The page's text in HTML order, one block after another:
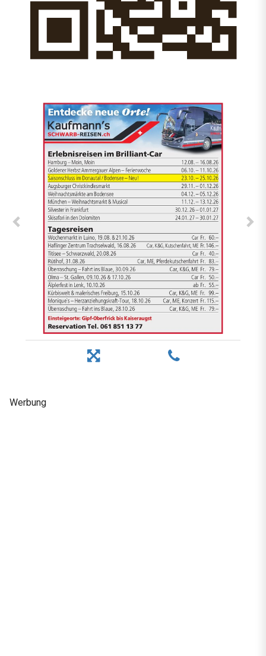
Werbung